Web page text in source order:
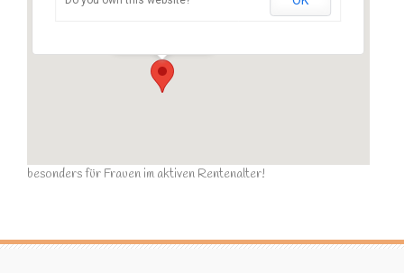
besonders für Frauen im aktiven Rentenalter!